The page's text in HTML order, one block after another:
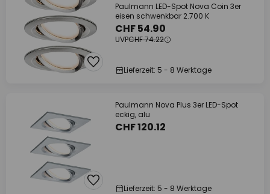
Paulmann LED-Spot Nova Coin 3er
eisen schwenkbar 2.700 K
CHF 54.90
UVPCHF 74.22
Lieferzeit: 5 - 8 Werktage
Paulmann Nova Plus 3er LED-Spot
eckig, alu
CHF 120.12
Lieferzeit: 5 - 8 Werktage